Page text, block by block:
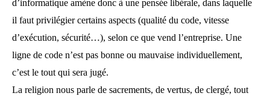
d’informatique amène donc à une pensée libérale, dans laquelle
il faut privilégier certains aspects (qualité du code, vitesse
d’exécution, sécurité…), selon ce que vend l’entreprise. Une
ligne de code n’est pas bonne ou mauvaise individuellement,
c’est le tout qui sera jugé.
La religion nous parle de sacrements, de vertus, de clergé, tout